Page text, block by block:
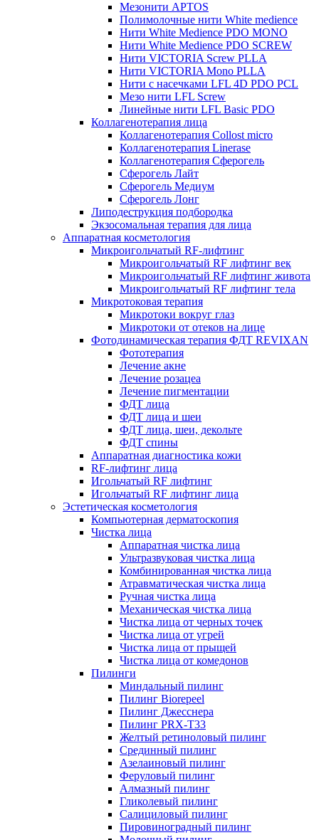
Мезонити APTOS
Полимолочные нити White medience
Нити White Medience PDO MONO
Нити White Medience PDO SCREW
Нити VICTORIA Screw PLLA
Нити VICTORIA Mono PLLA
Нити с насечками LFL 4D PDO PCL
Мезо нити LFL Screw
Линейные нити LFL Basic PDO
Коллагенотерапия лица
Коллагенотерапия Collost micro
Коллагенотерапия Linerase
Коллагенотерапия Сферогель
Сферогель Лайт
Сферогель Медиум
Сферогель Лонг
Липодеструкция подбородка
Экзосомальная терапия для лица
Аппаратная косметология
Микроигольчатый RF-лифтинг
Микроигольчатый RF лифтинг век
Микроигольчатый RF лифтинг живота
Микроигольчатый RF лифтинг тела
Микротоковая терапия
Микротоки вокруг глаз
Микротоки от отеков на лице
Фотодинамическая терапия ФДТ REVIXAN
Фототерапия
Лечение акне
Лечение розацеа
Лечение пигментации
ФДТ лица
ФДТ лица и шеи
ФДТ лица, шеи, декольте
ФДТ спины
Аппаратная диагностика кожи
RF-лифтинг лица
Игольчатый RF лифтинг
Игольчатый RF лифтинг лица
Эстетическая косметология
Компьютерная дерматоскопия
Чистка лица
Аппаратная чистка лица
Ультразвуковая чистка лица
Комбинированная чистка лица
Атравматическая чистка лица
Ручная чистка лица
Механическая чистка лица
Чистка лица от черных точек
Чистка лица от угрей
Чистка лица от прыщей
Чистка лица от комедонов
Пилинги
Миндальный пилинг
Пилинг Biorepeel
Пилинг Джесснера
Пилинг PRX-T33
Желтый ретиноловый пилинг
Срединный пилинг
Азелаиновый пилинг
Феруловый пилинг
Алмазный пилинг
Гликолевый пилинг
Салициловый пилинг
Пировиноградный пилинг